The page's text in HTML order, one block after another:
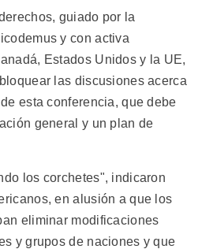
guiado por la
y con activa
Estados Unidos y la UE,
las discusiones acerca
esta conferencia, que debe
general y un plan de
los corchetes", indicaron
en alusión a que los
eliminar modificaciones
y grupos de naciones y que